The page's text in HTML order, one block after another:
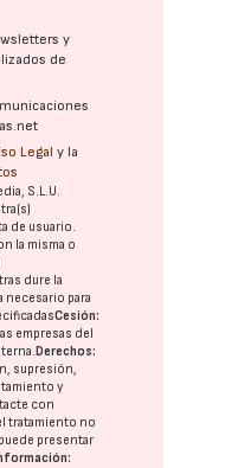
y
de
Legal y la
S.L.U.
de usuario.
la misma o
dure la
necesario para
Cesión:
empresas del
Derechos:
supresión,
y
con
tratamiento no
presentar